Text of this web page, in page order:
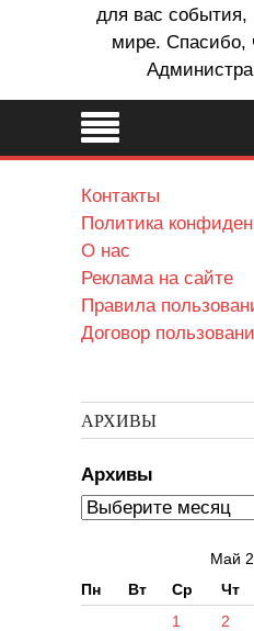
для вас
мире. Спасибо,
Контакты
Политика
О нас
Реклама на сайте
Правила
Договор
АРХИВЫ
Архивы
Май
Пн
Вт Ср Чт
1
2